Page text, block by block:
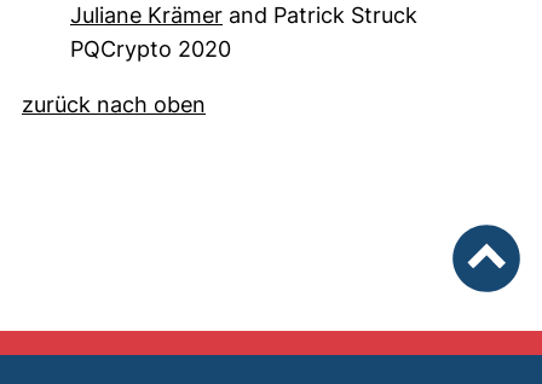
Juliane Krämer and Patrick Struck
PQCrypto 2020
zurück nach oben